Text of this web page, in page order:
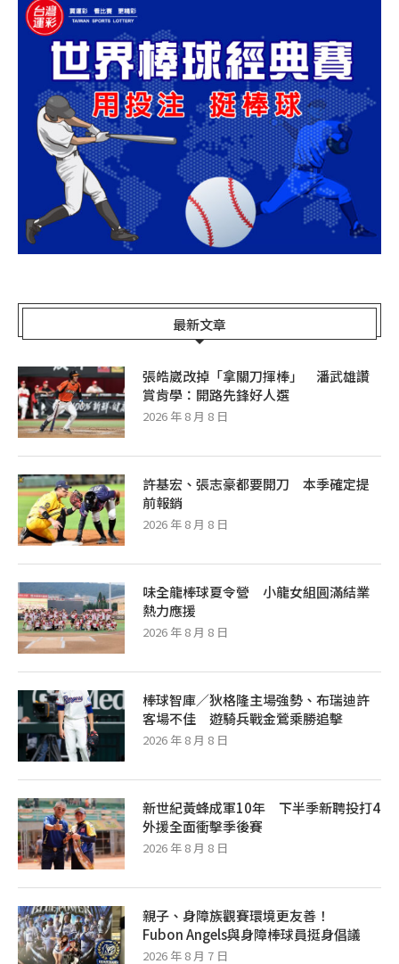
最新文章
張皓崴改掉「拿關刀揮棒」 潘武雄讚
賞肯學：開路先鋒好人選
2026 年 8 月 8 日
許基宏、張志豪都要開刀 本季確定提
前報銷
2026 年 8 月 8 日
味全龍棒球夏令營 小龍女組圓滿結業
熱力應援
2026 年 8 月 8 日
棒球智庫／狄格隆主場強勢、布瑞迪許
客場不佳 遊騎兵戰金鶯乘勝追擊
2026 年 8 月 8 日
新世紀黃蜂成軍10年 下半季新聘投打4
外援全面衝擊季後賽
2026 年 8 月 8 日
親子、身障族觀賽環境更友善！
Fubon Angels與身障棒球員挺身倡議
2026 年 8 月 7 日